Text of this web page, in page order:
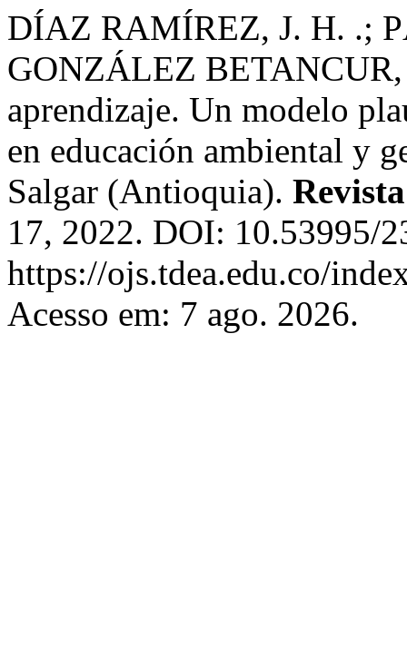
DÍAZ RAMÍREZ, J. H. .;
GONZÁLEZ BETANCUR,
aprendizaje. Un modelo
en educación ambiental y
Salgar (Antioquia).
17, 2022. DOI: 10.53995/
https://ojs.tdea.edu.co/
Acesso em: 7 ago. 2026.